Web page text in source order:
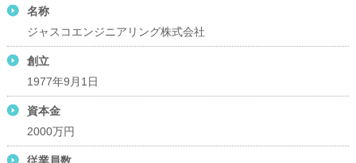
名称
ジャスコエンジニアリング株式会社
創立
1977年9月1日
資本金
2000万円
従業員数